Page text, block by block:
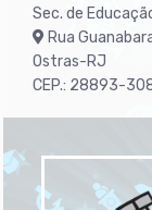
Sec. de
Rua
Ostras-RJ
CEP.: 28893-308